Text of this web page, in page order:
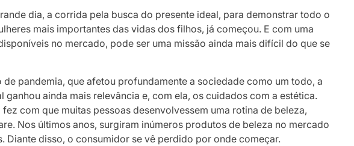
dia, a corrida pela busca do presente ideal, para demonstrar todo o
mais importantes das vidas dos filhos, já começou. E com uma
no mercado, pode ser uma missão ainda mais difícil do que se
pandemia, que afetou profundamente a sociedade como um todo, a
ganhou ainda mais relevância e, com ela, os cuidados com a estética.
com que muitas pessoas desenvolvessem uma rotina de beleza,
Nos últimos anos, surgiram inúmeros produtos de beleza no mercado
Diante disso, o consumidor se vê perdido por onde começar.